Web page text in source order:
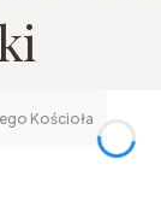
Kościoła